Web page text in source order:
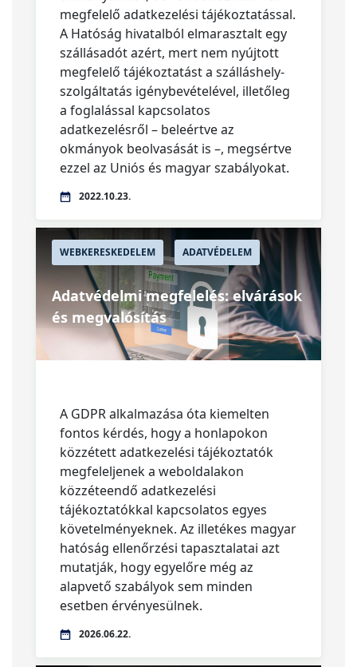
megfelelő adatkezelési tájékoztatással.
A Hatóság hivatalból elmarasztalt egy
szállásadót azért, mert nem nyújtott
megfelelő tájékoztatást a szálláshely-
szolgáltatás igénybevételével, illetőleg
a foglalással kapcsolatos
adatkezelésről – beleértve az
okmányok beolvasását is –, megsértve
ezzel az Uniós és magyar szabályokat.
2022.10.23.
WEBKERESKEDELEM ADATVÉDELEM
Adatvédelmi megfelelés: elvárások
és megvalósítás
A GDPR alkalmazása óta kiemelten
fontos kérdés, hogy a honlapokon
közzétett adatkezelési tájékoztatók
megfeleljenek a weboldalakon
közzéteendő adatkezelési
tájékoztatókkal kapcsolatos egyes
követelményeknek. Az illetékes magyar
hatóság ellenőrzési tapasztalatai azt
mutatják, hogy egyelőre még az
alapvető szabályok sem minden
esetben érvényesülnek.
2026.06.22.